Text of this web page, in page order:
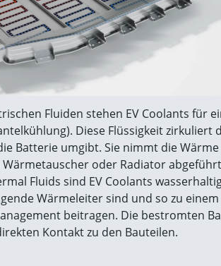
Fluiden stehen EV Coolants für
Diese Flüssigkeit zirkuliert
Batterie umgibt. Sie nimmt die
oder Radiator
Fluids sind EV Coolants
Wärmeleiter sind und so zu einem
beitragen. Die bestromten
Kontakt zu den Bauteilen.